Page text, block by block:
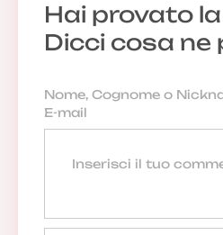
Hai provato
Dicci cosa ne